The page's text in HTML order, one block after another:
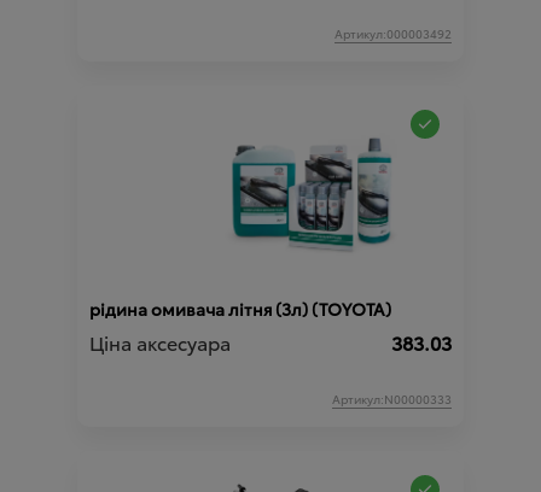
Артикул:000003492
рідина омивача літня (3л) (TOYOTA)
Ціна аксесуара 383.03
Артикул:N00000333